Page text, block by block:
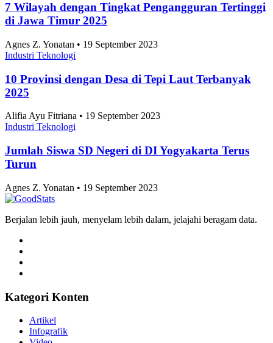
7 Wilayah dengan Tingkat Pengangguran Tertinggi
di Jawa Timur 2025
Agnes Z. Yonatan • 19 September 2023
Industri Teknologi
10 Provinsi dengan Desa di Tepi Laut Terbanyak
2025
Alifia Ayu Fitriana • 19 September 2023
Industri Teknologi
Jumlah Siswa SD Negeri di DI Yogyakarta Terus
Turun
Agnes Z. Yonatan • 19 September 2023
Berjalan lebih jauh, menyelam lebih dalam, jelajahi beragam data.
Kategori Konten
Artikel
Infografik